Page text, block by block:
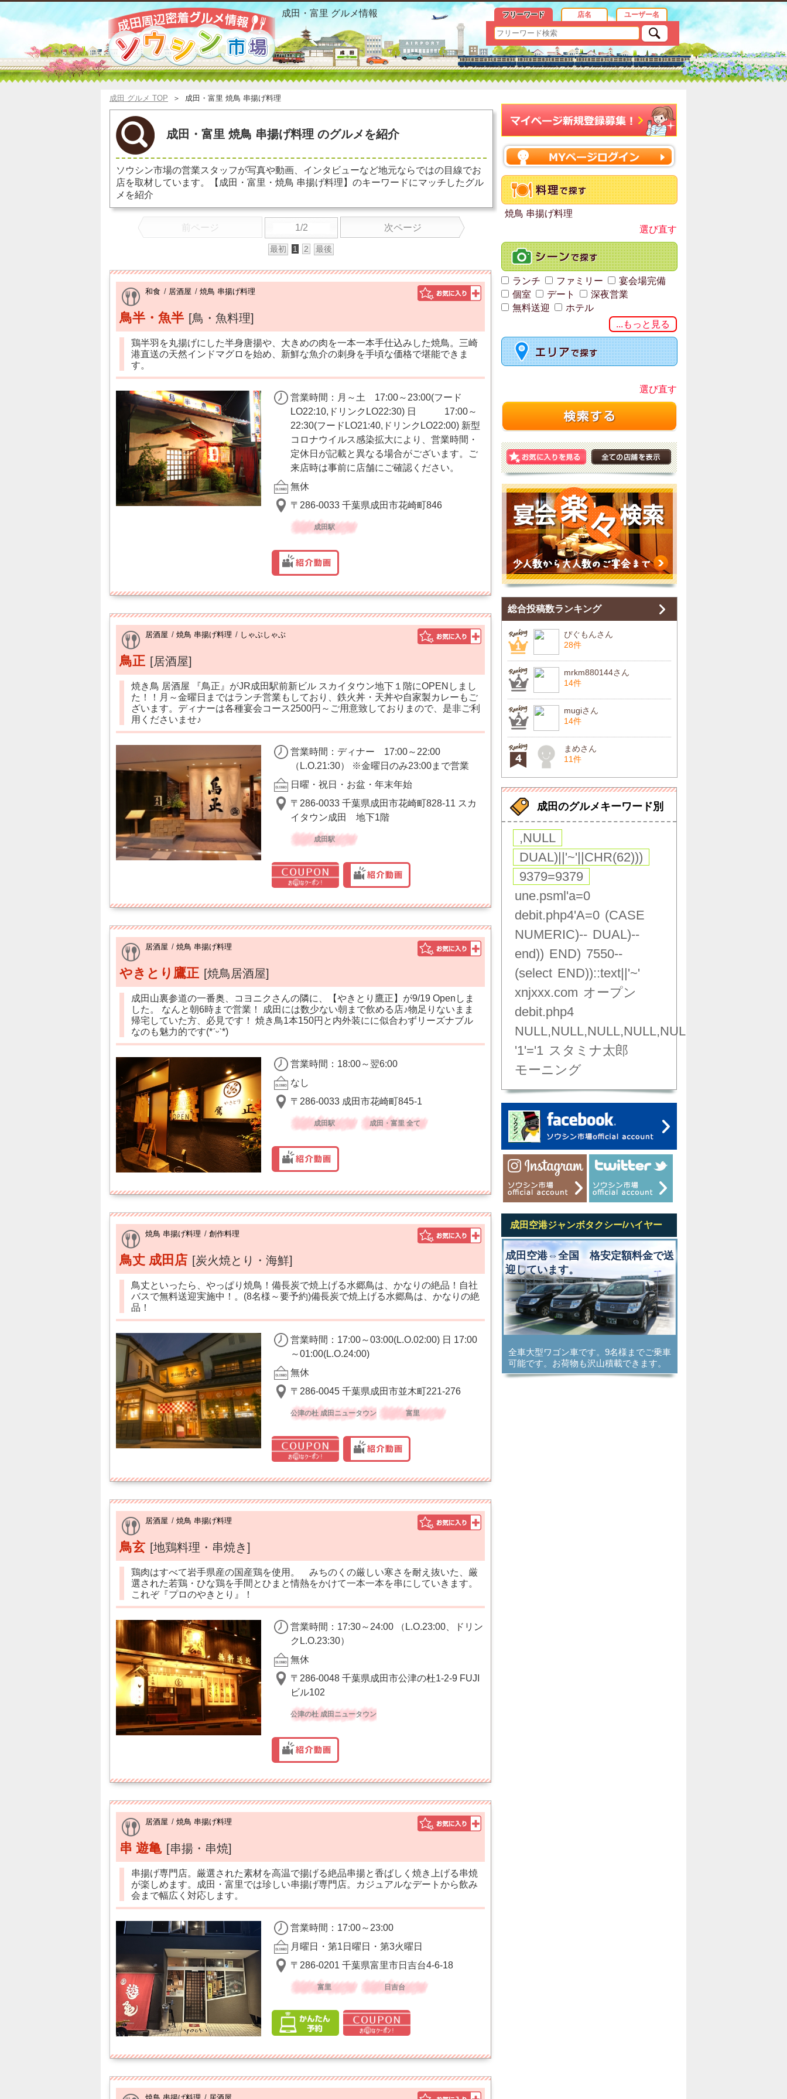
成田・富里 焼鳥 串揚げ料理 おすすめ情報
成田・富里 グルメ情報 フリーワード 店名 ユーザー名
成田 グルメ TOP ＞ 成田・富里 焼鳥 串揚げ料理
成田・富里 焼鳥 串揚げ料理 のグルメを紹介
ソウシン市場の営業スタッフが写真や動画、インタビューなど地元ならではの目線でお
店を取材しています。【成田・富里・焼鳥 串揚げ料理】のキーワードにマッチしたグル
メを紹介
前ページ 1/2 次ページ
最初 1 2 最後
和食 / 居酒屋 / 焼鳥 串揚げ料理
鳥半・魚半 [鳥・魚料理]
鶏半羽を丸揚げにした半身唐揚や、大きめの肉を一本一本手仕込みした焼鳥。三崎
港直送の天然インドマグロを始め、新鮮な魚介の刺身を手頃な価格で堪能できま
す。
営業時間：月～土 17:00～23:00(フード
LO22:10,ドリンクLO22:30) 日 17:00～
22:30(フードLO21:40,ドリンクLO22:00) 新型
コロナウイルス感染拡大により、営業時間・
定休日が記載と異なる場合がございます。ご
来店時は事前に店舗にご確認ください。
無休
〒286-0033 千葉県成田市花崎町846
成田駅
居酒屋 / 焼鳥 串揚げ料理 / しゃぶしゃぶ
鳥正 [居酒屋]
焼き鳥 居酒屋 『鳥正』がJR成田駅前新ビル スカイタウン地下１階にOPENしまし
た！！月～金曜日まではランチ営業もしており、鉄火丼・天丼や自家製カレーもご
ざいます。ディナーは各種宴会コース2500円～ご用意致しておりまので、是非ご利
用くださいませ♪
営業時間：ディナー 17:00～22:00
（L.O.21:30） ※金曜日のみ23:00まで営業
日曜・祝日・お盆・年末年始
〒286-0033 千葉県成田市花崎町828-11 スカ
イタウン成田 地下1階
成田駅
居酒屋 / 焼鳥 串揚げ料理
やきとり鷹正 [焼鳥居酒屋]
成田山裏参道の一番奥、コヨニクさんの隣に、【やきとり鷹正】が9/19 Openしま
した。 なんと朝6時まで営業！ 成田には数少ない朝まで飲める店♪物足りないまま
帰宅していた方、必見です！ 焼き鳥1本150円と内外装にに似合わずリーズナブル
なのも魅力的です(*ˊᵕˋ*)
営業時間：18:00～翌6:00
なし
〒286-0033 成田市花崎町845-1
成田駅 成田・富里 全て
焼鳥 串揚げ料理 / 創作料理
鳥丈 成田店 [炭火焼とり・海鮮]
鳥丈といったら、やっぱり焼鳥！備長炭で焼上げる水郷鳥は、かなりの絶品！自社
バスで無料送迎実施中！。(8名様～要予約)備長炭で焼上げる水郷鳥は、かなりの絶
品！
営業時間：17:00～03:00(L.O.02:00) 日 17:00
～01:00(L.O.24:00)
無休
〒286-0045 千葉県成田市並木町221-276
公津の杜 成田ニュータウン 富里
居酒屋 / 焼鳥 串揚げ料理
鳥玄 [地鶏料理・串焼き]
鶏肉はすべて岩手県産の国産鶏を使用。 みちのくの厳しい寒さを耐え抜いた、厳
選された若鶏・ひな鶏を手間とひまと情熱をかけて一本一本を串にしていきます。
これぞ『プロのやきとり』！
営業時間：17:30～24:00 （L.O.23:00、ドリン
クL.O.23:30）
無休
〒286-0048 千葉県成田市公津の杜1-2-9 FUJI
ビル102
公津の杜 成田ニュータウン
居酒屋 / 焼鳥 串揚げ料理
串 遊亀 [串揚・串焼]
串揚げ専門店。厳選された素材を高温で揚げる絶品串揚と香ばしく焼き上げる串焼
が楽しめます。成田・富里では珍しい串揚げ専門店。カジュアルなデートから飲み
会まで幅広く対応します。
営業時間：17:00～23:00
月曜日・第1日曜日・第3火曜日
〒286-0201 千葉県富里市日吉台4-6-18
富里 日吉台
焼鳥 串揚げ料理
選び直す
ランチ ファミリー
宴会場完備
個室
デート
深夜営業
無料送迎
ホテル
...もっと見る
選び直す
総合投稿数ランキング
ぴぐもんさん
28件
mrkm880144さん
14件
mugiさん
14件
まめさん
11件
成田のグルメキーワード別
,NULL
DUAL)||'~'||CHR(62)))
9379=9379
une.psml'a=0
debit.php4'A=0 (CASE
NUMERIC)-- DUAL)--
end)) END) 7550--
(select END))::text||'~'
xnjxxx.com オープン
debit.php4
'1'='1 スタミナ太郎
モーニング
成田空港ジャンボタクシー/ハイヤー
成田空港⇔全国 格安定額料金で送
迎しています。
全車大型ワゴン車です。9名様までご乗車
可能です。お荷物も沢山積載できます。